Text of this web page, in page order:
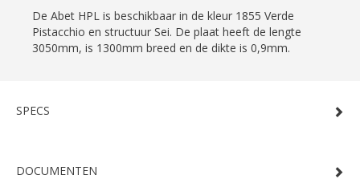
De Abet HPL is beschikbaar in de kleur 1855 Verde
Pistacchio en structuur Sei. De plaat heeft de lengte
3050mm, is 1300mm breed en de dikte is 0,9mm.
SPECS
DOCUMENTEN